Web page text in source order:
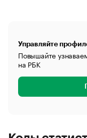
Управляйте
Повышайте
на РБК